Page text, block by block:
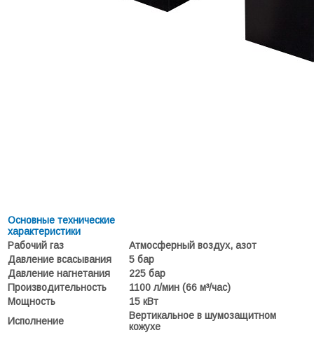
Основные технические
характеристики
Рабочий газ
Атмосферный воздух, азот
Давление всасывания
5 бар
Давление нагнетания
225 бар
Производительность
1100 л/мин (66 м³/час)
Мощность
15 кВт
Исполнение
Вертикальное в шумозащитном
кожухе